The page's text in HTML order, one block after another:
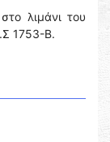
λιμάνι του
1753-B.